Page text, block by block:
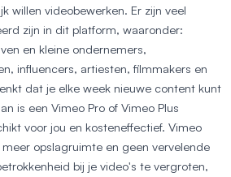
willen videobewerken. Er zijn veel
zijn in dit platform, waaronder:
en kleine ondernemers,
influencers, artiesten, filmmakers en
dat je elke week nieuwe content kunt
is een Vimeo Pro of Vimeo Plus
voor jou en kosteneffectief. Vimeo
opslagruimte en geen vervelende
bij je video's te vergroten,